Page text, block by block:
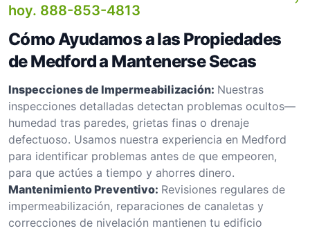
hoy. 888-853-4813
Cómo Ayudamos a las Propiedades
de Medford a Mantenerse Secas
Inspecciones de Impermeabilización: Nuestras
inspecciones detalladas detectan problemas ocultos—
humedad tras paredes, grietas finas o drenaje
defectuoso. Usamos nuestra experiencia en Medford
para identificar problemas antes de que empeoren,
para que actúes a tiempo y ahorres dinero.
Mantenimiento Preventivo: Revisiones regulares de
impermeabilización, reparaciones de canaletas y
correcciones de nivelación mantienen tu edificio